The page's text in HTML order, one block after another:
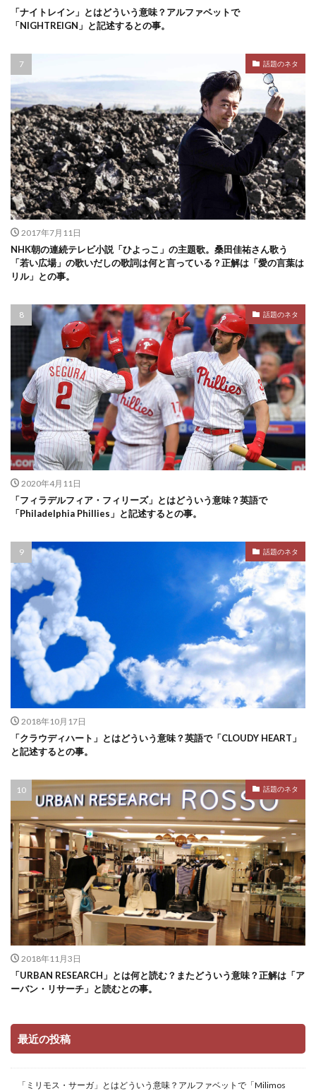
「ナイトレイン」とはどういう意味？アルファベットで
「NIGHTREIGN」と記述するとの事。
話題のネタ
2017年7月11日
NHK朝の連続テレビ小説「ひよっこ」の主題歌。桑田佳祐さん歌う
「若い広場」の歌いだしの歌詞は何と言っている？正解は「愛の言葉は
リル」との事。
話題のネタ
2020年4月11日
「フィラデルフィア・フィリーズ」とはどういう意味？英語で
「Philadelphia Phillies」と記述するとの事。
話題のネタ
2018年10月17日
「クラウディハート」とはどういう意味？英語で「CLOUDY HEART」
と記述するとの事。
話題のネタ
2018年11月3日
「URBAN RESEARCH」とは何と読む？またどういう意味？正解は「ア
ーバン・リサーチ」と読むとの事。
最近の投稿
「ミリモス・サーガ」とはどういう意味？アルファベットで「Milimos